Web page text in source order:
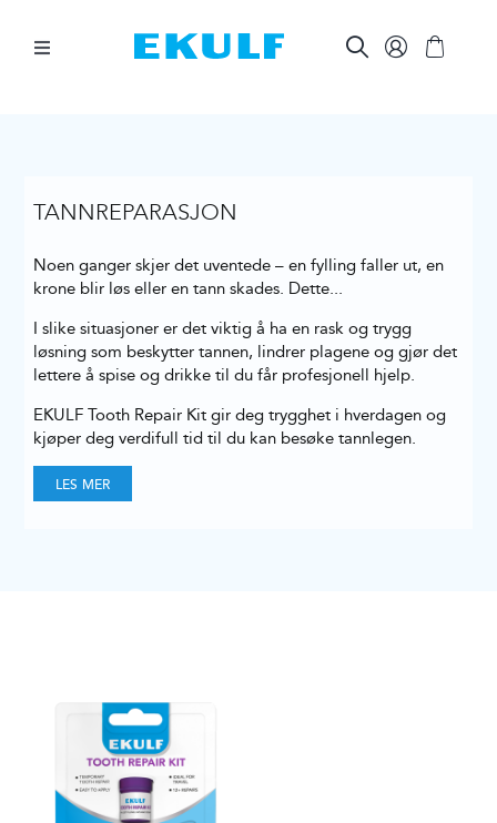
contentToggle
BØRST TENNENE
ØVRIG MUNNPLEIE
ØVRIGE PRODUKTER
FOR BEDRIFTER
TANNREPARASJON
Noen ganger skjer det uventede – en fylling faller ut, en
krone blir løs eller en tann skades. Dette...
I slike situasjoner er det viktig å ha en rask og trygg
løsning som beskytter tannen, lindrer plagene og gjør det
lettere å spise og drikke til du får profesjonell hjelp.
EKULF Tooth Repair Kit gir deg trygghet i hverdagen og
kjøper deg verdifull tid til du kan besøke tannlegen.
LES MER